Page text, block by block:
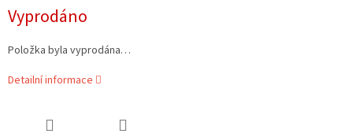
cena:
Vyprodáno
Položka byla vyprodána…
Detailní informace